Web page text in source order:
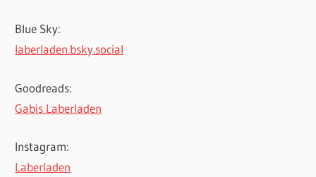
Blue Sky:
laberladen.bsky.social
Goodreads:
Gabis Laberladen
Instagram:
Laberladen